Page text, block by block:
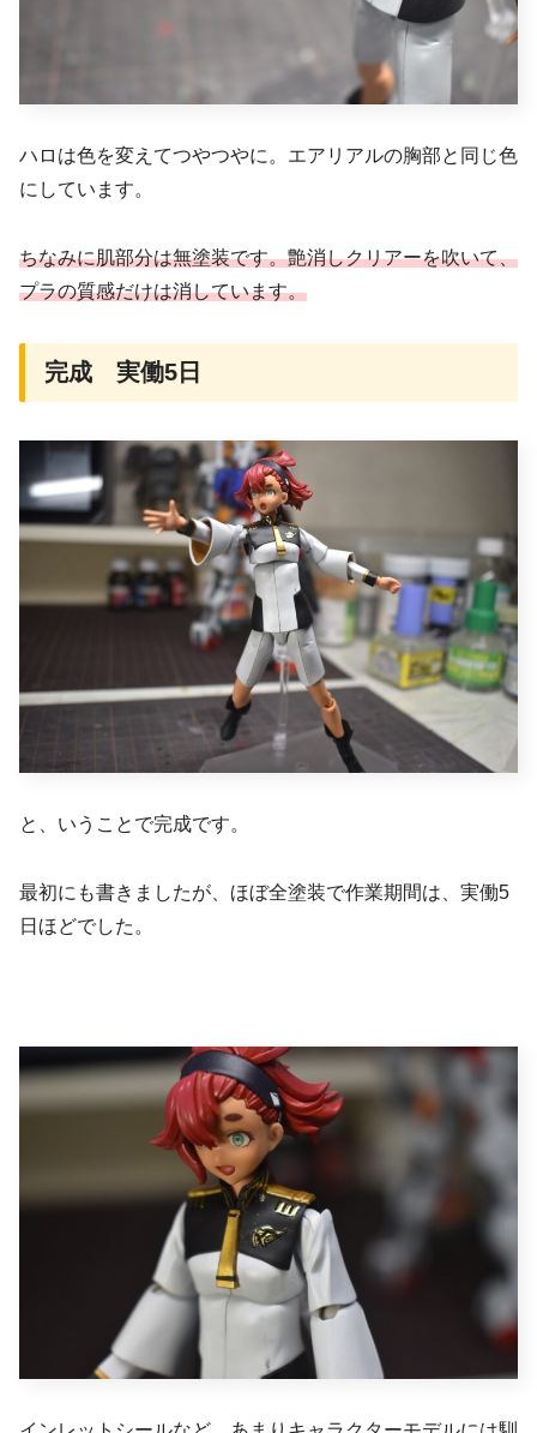
ハロは色を変えてつやつやに。エアリアルの胸部と同じ色
にしています。
ちなみに肌部分は無塗装です。艶消しクリアーを吹いて、
プラの質感だけは消しています。
完成 実働5日
と、いうことで完成です。
最初にも書きましたが、ほぼ全塗装で作業期間は、実働5
日ほどでした。